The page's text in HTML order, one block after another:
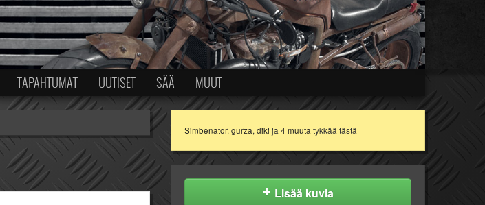
TAPAHTUMAT UUTISET SÄÄ MUUT
Simbenator, gurza, diki ja 4 muuta tykkää tästä
Lisää kuvia